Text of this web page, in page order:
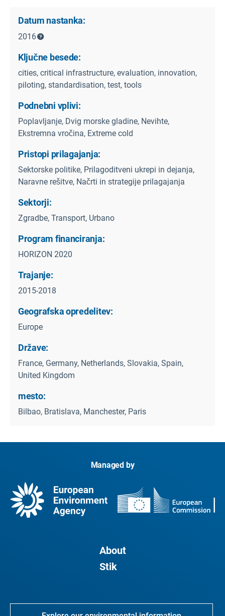
Datum nastanka:
2016
Ključne besede:
cities, critical infrastructure, evaluation, innovation,
piloting, standardisation, test, tools
Podnebni vplivi:
Poplavljanje, Dvig morske gladine, Nevihte,
Ekstremna vročina, Extreme cold
Pristopi prilagajanja:
Sektorske politike, Prilagoditveni ukrepi in dejanja,
Naravne rešitve, Načrti in strategije prilagajanja
Sektorji:
Zgradbe, Transport, Urbano
Program financiranja:
HORIZON 2020
Trajanje:
2015-2018
Geografska opredelitev:
Europe
Države:
France, Germany, Netherlands, Slovakia, Spain,
United Kingdom
mesto:
Bilbao, Bratislava, Manchester, Paris
Managed by
About
Stik